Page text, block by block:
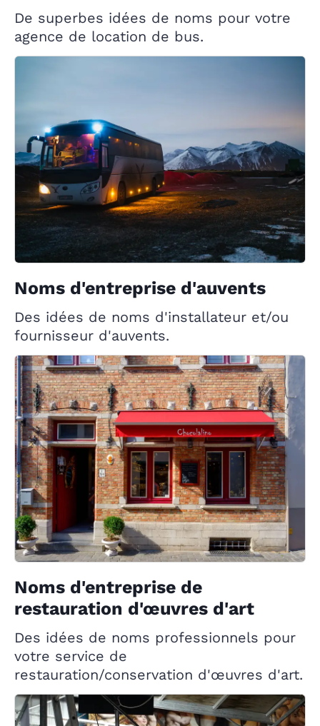
De superbes idées de noms pour votre
agence de location de bus.
Noms d'entreprise d'auvents
Des idées de noms d'installateur et/ou
fournisseur d'auvents.
Noms d'entreprise de
restauration d'œuvres d'art
Des idées de noms professionnels pour
votre service de
restauration/conservation d'œuvres d'art.